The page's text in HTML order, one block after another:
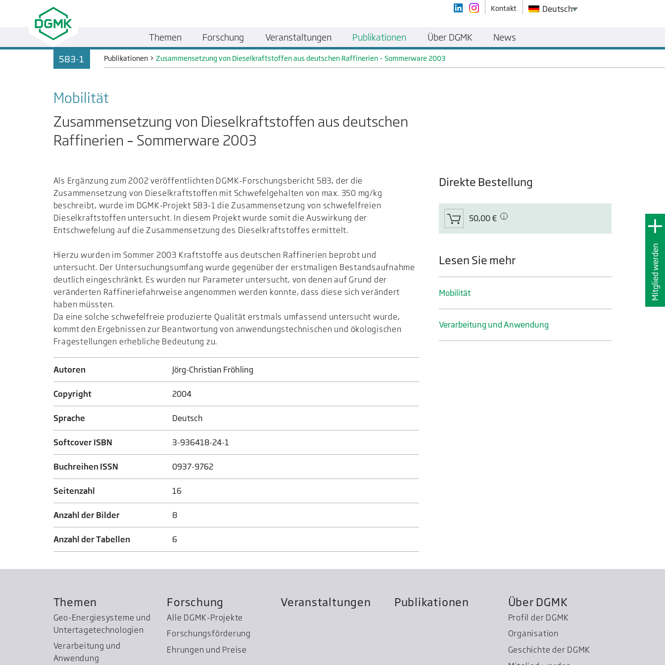
Mitglied werden
583-1 Publikationen >Zusammensetzung von Dieselkraftstoffen aus deutschen Raffinerien – Sommerware 2003
Mobilität
Zusammensetzung von Dieselkraftstoffen aus deutschen
Raffinerien – Sommerware 2003
Als Ergänzung zum 2002 veröffentlichten DGMK-Forschungsbericht 583, der die
Zusammensetzung von Dieselkraftstoffen mit Schwefelgehalten von max. 350 mg/kg
beschreibt, wurde im DGMK-Projekt 583-1 die Zusammensetzung von schwefelfreien
Dieselkraftstoffen untersucht. In diesem Projekt wurde somit die Auswirkung der
Entschwefelung auf die Zusammensetzung des Dieselkraftstoffes ermittelt.
Hierzu wurden im Sommer 2003 Kraftstoffe aus deutschen Raffinerien beprobt und
untersucht. Der Untersuchungsumfang wurde gegenüber der erstmaligen Bestandsaufnahme
deutlich eingeschränkt. Es wurden nur Parameter untersucht, von denen auf Grund der
veränderten Raffineriefahrweise angenommen werden konnte, dass diese sich verändert
haben müssten.
Da eine solche schwefelfreie produzierte Qualität erstmals umfassend untersucht wurde,
kommt den Ergebnissen zur Beantwortung von anwendungstechnischen und ökologischen
Fragestellungen erhebliche Bedeutung zu.
Autoren Jörg-Christian Fröhling
Copyright 2004
Sprache Deutsch
Softcover ISBN 3-936418-24-1
Buchreihen ISSN 0937-9762
Seitenzahl 16
Anzahl der Bilder 8
Anzahl der Tabellen 6
Direkte Bestellung
50,00 €
Lesen Sie mehr
Mobilität
Verarbeitung und Anwendung
Themen
Geo-Energiesysteme und
Untertage­technologien
Verarbeitung und
Anwendung
Forschung
Alle DGMK-Projekte
Forschungsförderung
Ehrungen und Preise
Veranstaltungen Publikationen Über DGMK
Profil der DGMK
Organisation
Geschichte der DGMK
Kontakt Deutsch
Themen Forschung Veranstaltungen Publikationen Über DGMK News